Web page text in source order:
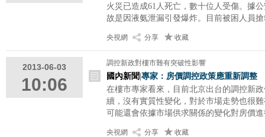
火災已造成61人死亡，數十位人受傷。據
故是因液氨泄漏引發爆炸。目前被困人員
央視網 分享 收藏
2013-06-03
10:06
調控新政對樓市難有突破性影響
國內新聞|專家：房價調控政策應重新調整
在樓市專家看來，目前北京出台的調控新
續，沒有實質性變化，對於市場走勢也很
可能還會依據市場供求關係的變化對房價
央視網 分享 收藏